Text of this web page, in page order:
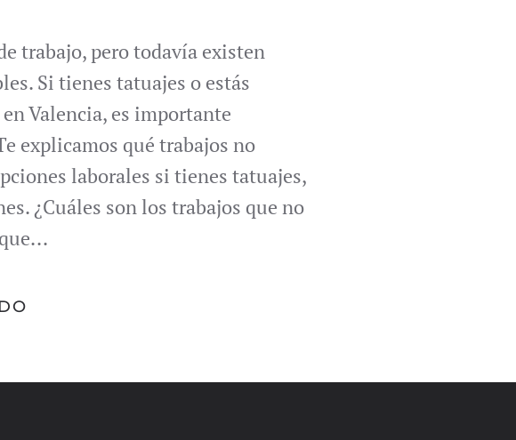
trabajo, pero todavía existen
Si tienes tatuajes o estás
Valencia, es importante
explicamos qué trabajos no
laborales si tienes tatuajes,
¿Cuáles son los trabajos que no